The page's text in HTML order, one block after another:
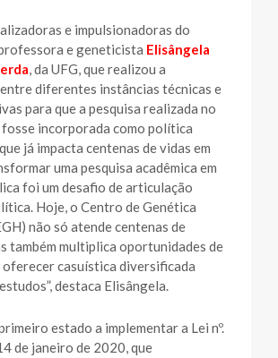
e impulsionadoras do
e geneticista Elisângela
, da UFG, que realizou a
diferentes instâncias técnicas e
para que a pesquisa realizada no
incorporada como política
já impacta centenas de vidas em
uma pesquisa acadêmica em
foi um desafio de articulação
Hoje, o Centro de Genética
não só atende centenas de
também multiplica oportunidades de
oferecer casuística diversificada
destaca Elisângela.
estado a implementar a Lei nº.
de janeiro de 2020, que